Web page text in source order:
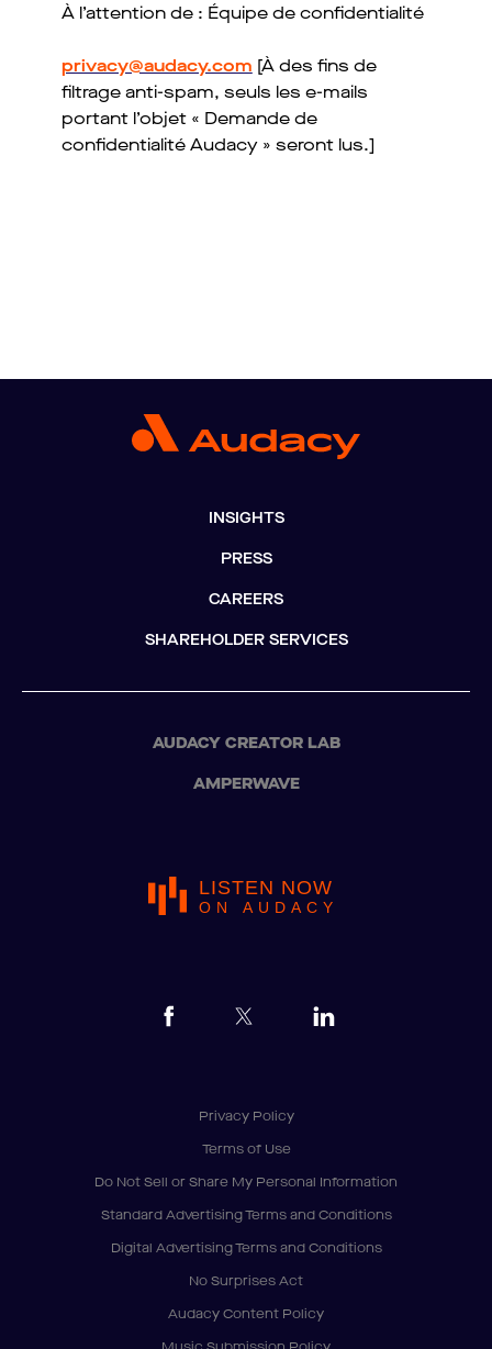
À l’attention de : Équipe de confidentialité
privacy@audacy.com [À des fins de
filtrage anti-spam, seuls les e-mails
portant l’objet « Demande de
confidentialité Audacy » seront lus.]
INSIGHTS
PRESS
CAREERS
SHAREHOLDER SERVICES
AUDACY CREATOR LAB
AMPERWAVE
LISTEN NOW
ON AUDACY
Privacy Policy
Terms of Use
Do Not Sell or Share My Personal Information
Standard Advertising Terms and Conditions
Digital Advertising Terms and Conditions
No Surprises Act
Audacy Content Policy